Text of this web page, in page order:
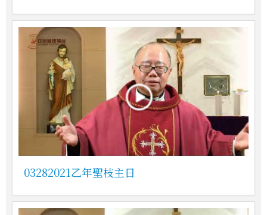
03282021乙年聖枝主日